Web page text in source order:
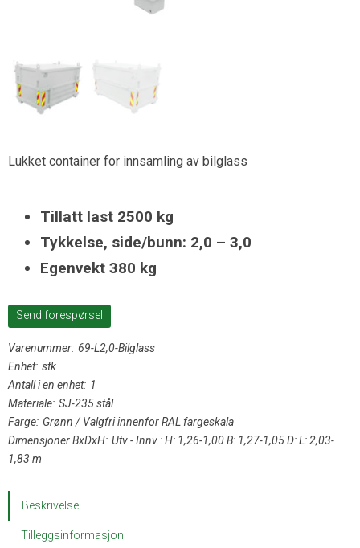
Lukket container for innsamling av bilglass
Tillatt last 2500 kg
Tykkelse, side/bunn: 2,0 – 3,0
Egenvekt 380 kg
Send forespørsel
Varenummer: 69-L2,0-Bilglass
Enhet: stk
Antall i en enhet: 1
Materiale: SJ-235 stål
Farge: Grønn / Valgfri innenfor RAL fargeskala
Dimensjoner BxDxH: Utv - Innv.: H: 1,26-1,00 B: 1,27-1,05 D: L: 2,03-
1,83 m
Beskrivelse
Tilleggsinformasjon